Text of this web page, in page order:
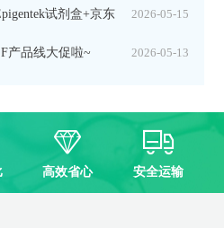
2026-05-15
试剂盒+京东
2026-05-13
产品线大促啦~
高效省心 安全运输